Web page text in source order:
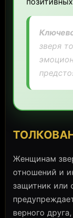
зверя
Женщинам
отношений и
защитник или
верного